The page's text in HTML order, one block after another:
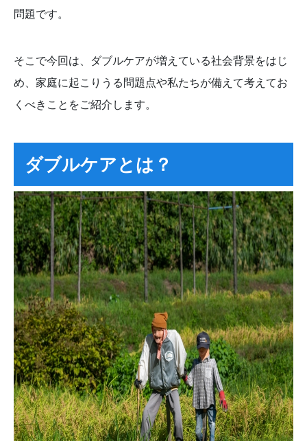
問題です。
そこで今回は、ダブルケアが増えている社会背景をはじ
め、家庭に起こりうる問題点や私たちが備えて考えてお
くべきことをご紹介します。
ダブルケアとは？